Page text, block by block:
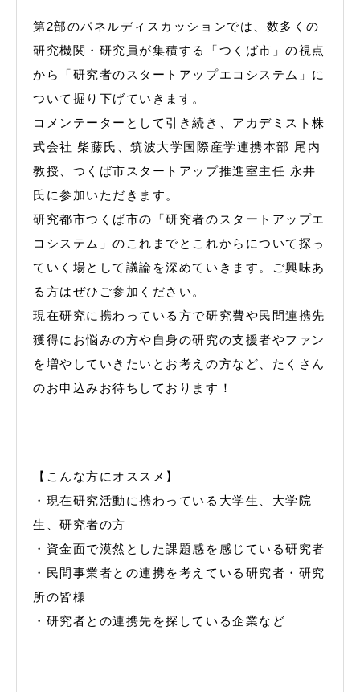
第2部のパネルディスカッションでは、数多くの
研究機関・研究員が集積する「つくば市」の視点
から「研究者のスタートアップエコシステム」に
ついて掘り下げていきます。
コメンテーターとして引き続き、アカデミスト株
式会社 柴藤氏、筑波大学国際産学連携本部 尾内
教授、つくば市スタートアップ推進室主任 永井
氏に参加いただきます。
研究都市つくば市の「研究者のスタートアップエ
コシステム」のこれまでとこれからについて探っ
ていく場として議論を深めていきます。ご興味あ
る方はぜひご参加ください。
現在研究に携わっている方で研究費や民間連携先
獲得にお悩みの方や自身の研究の支援者やファン
を増やしていきたいとお考えの方など、たくさん
のお申込みお待ちしております！
【こんな方にオススメ】
・現在研究活動に携わっている大学生、大学院
生、研究者の方
・資金面で漠然とした課題感を感じている研究者
・民間事業者との連携を考えている研究者・研究
所の皆様
・研究者との連携先を探している企業など